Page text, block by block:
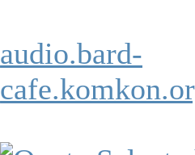
audio.bard-